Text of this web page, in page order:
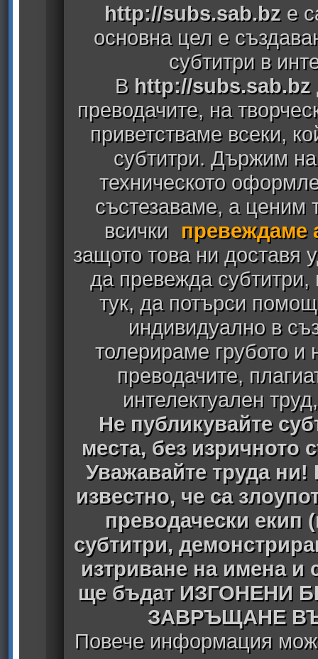
http://subs.sab.bz е
основна цел е
субтитри в
В http://subs.sab.bz
преводачите, на
приветстваме всеки,
субтитри. Държим
техническото
състезаваме, а ценим
всички
превеждаме
защото това ни доставя
да превежда
тук, да потърси
индивидуално в
толерираме грубото
преводачите,
интелектуален
Не публикувайте
места, без изричното
Уважавайте труда ни!
известно, че са
преводачески екип
субтитри,
изтриване на имена
ще бъдат ИЗГОНЕНИ
ЗАВРЪЩАНЕ
Повече информация